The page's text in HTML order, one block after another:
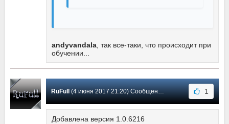
andyvandala, так все-таки, что происходит при
обучении...
RuFull (4 июня 2017 21:20) Сообщение #54 1
Добавлена версия 1.0.6216